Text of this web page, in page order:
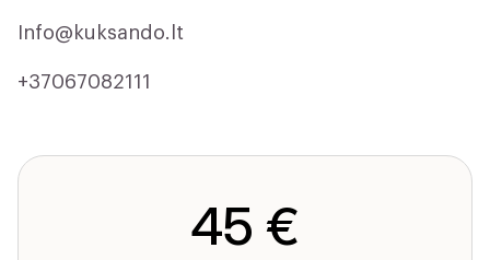
Info@kuksando.lt
+37067082111
45 €